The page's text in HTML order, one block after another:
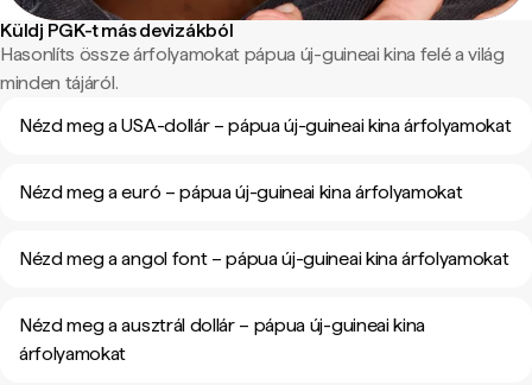
Küldj PGK-t más devizákból
Hasonlíts össze árfolyamokat pápua új-guineai kina felé a világ
minden tájáról.
Nézd meg a USA-dollár – pápua új-guineai kina árfolyamokat
Nézd meg a euró – pápua új-guineai kina árfolyamokat
Nézd meg a angol font – pápua új-guineai kina árfolyamokat
Nézd meg a ausztrál dollár – pápua új-guineai kina
árfolyamokat